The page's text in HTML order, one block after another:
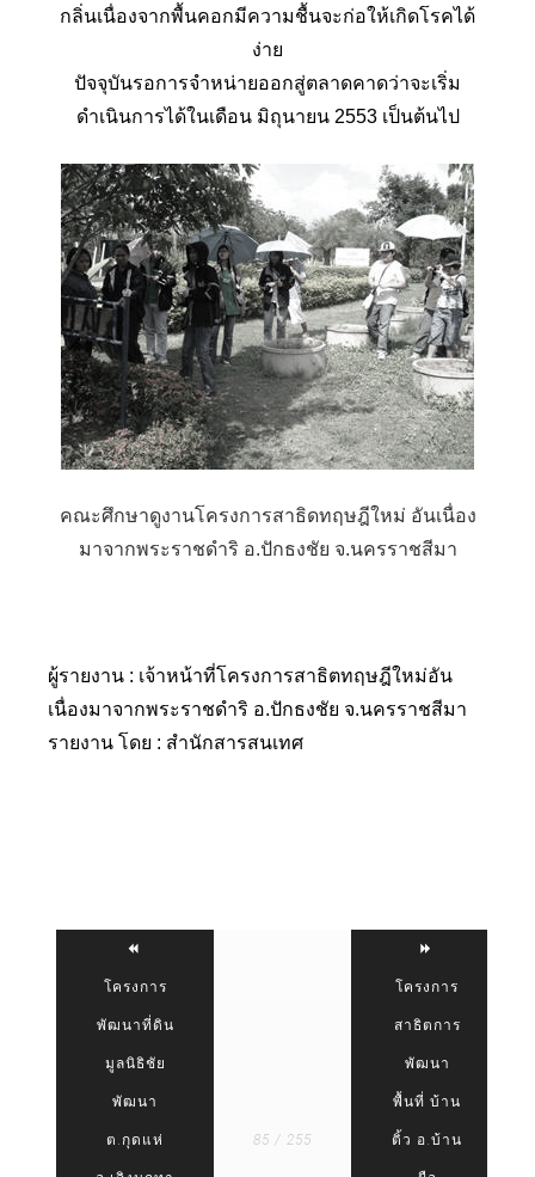
กลิ่นเนื่องจากพื้นคอกมีความชื้นจะก่อให้เกิดโรคได้
ง่าย
ปัจจุบันรอการจำหน่ายออกสู่ตลาดคาดว่าจะเริ่ม
ดำเนินการได้ในเดือน มิถุนายน 2553 เป็นต้นไป
คณะศึกษาดูงานโครงการสาธิดทฤษฎีใหม่ อันเนื่อง
มาจากพระราชดำริ อ.ปักธงชัย จ.นครราชสีมา
ผู้รายงาน : เจ้าหน้าที่โครงการสาธิตทฤษฎีใหม่อัน
เนื่องมาจากพระราชดำริ อ.ปักธงชัย จ.นครราชสีมา
รายงาน โดย : สำนักสารสนเทศ
โครงการ
พัฒนาที่ดิน
มูลนิธิชัย
พัฒนา
ต.กุดแห่ 85 / 255
โครงการ
สาธิตการ
พัฒนา
พื้นที่ บ้าน
ติ้ว อ.บ้าน